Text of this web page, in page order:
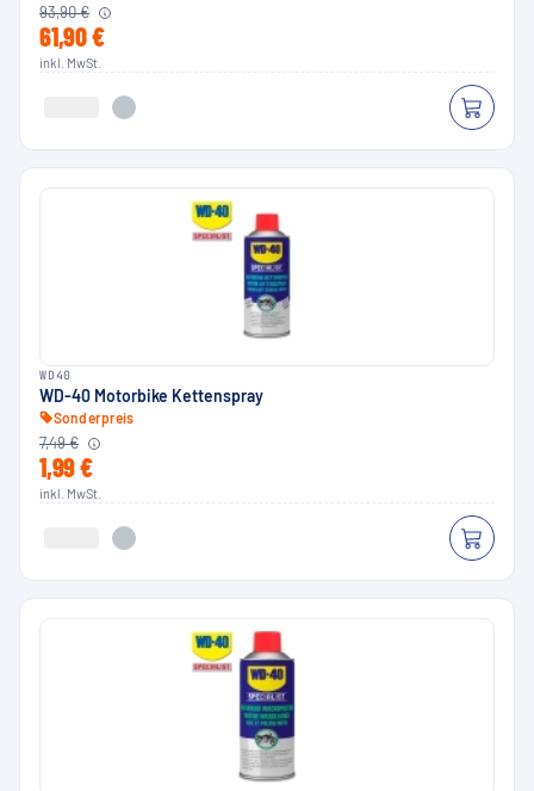
93,90 €
61,90 €
inkl. MwSt.
WD40
WD-40 Motorbike Kettenspray
Sonderpreis
7,49 €
1,99 €
inkl. MwSt.